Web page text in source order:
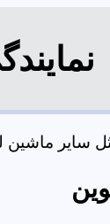
سایر ماشین